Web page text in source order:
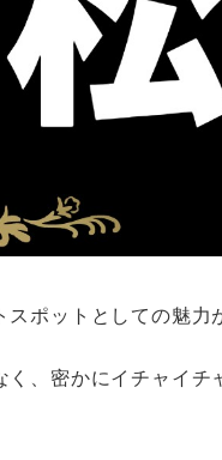
ポットとしての魅力
、密かにイチャイ